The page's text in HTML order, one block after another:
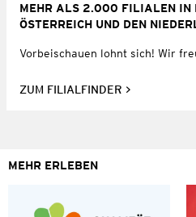
MEHR ALS 2.000 FILIALEN IN
ÖSTERREICH UND DEN
Vorbeischauen lohnt sich! Wir
ZUM FILIALFINDER
MEHR ERLEBEN